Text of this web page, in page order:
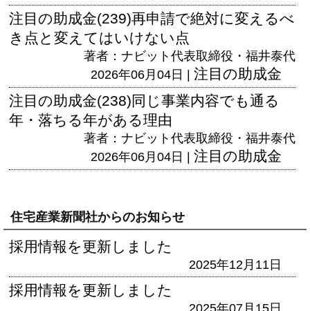
注目の助成金(239)再申請で絶対に変えるべ
き点と変えてはいけない点
著者：ナビット代表取締役・福井泰代
2026年06月04日 | 注目の助成金
注目の助成金(238)同じ事業内容でも通る
年・落ちる年がある理由
著者：ナビット代表取締役・福井泰代
2026年06月04日 | 注目の助成金
住宅産業新聞社からのお知らせ
採用情報を更新しました
2025年12月11日
採用情報を更新しました
2025年07月15日